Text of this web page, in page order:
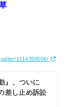
1514359506/
』、ついに
差し止め訴訟